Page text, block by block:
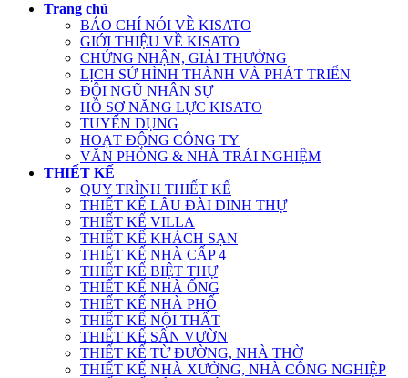
Trang chủ
BÁO CHÍ NÓI VỀ KISATO
GIỚI THIỆU VỀ KISATO
CHỨNG NHẬN, GIẢI THƯỞNG
LỊCH SỬ HÌNH THÀNH VÀ PHÁT TRIỂN
ĐỘI NGŨ NHÂN SỰ
HỒ SƠ NĂNG LỰC KISATO
TUYỂN DỤNG
HOẠT ĐỘNG CÔNG TY
VĂN PHÒNG & NHÀ TRẢI NGHIỆM
THIẾT KẾ
QUY TRÌNH THIẾT KẾ
THIẾT KẾ LÂU ĐÀI DINH THỰ
THIẾT KẾ VILLA
THIẾT KẾ KHÁCH SẠN
THIẾT KẾ NHÀ CẤP 4
THIẾT KẾ BIỆT THỰ
THIẾT KẾ NHÀ ỐNG
THIẾT KẾ NHÀ PHỐ
THIẾT KẾ NỘI THẤT
THIẾT KẾ SÂN VƯỜN
THIẾT KẾ TỪ ĐƯỜNG, NHÀ THỜ
THIẾT KẾ NHÀ XƯỞNG, NHÀ CÔNG NGHIỆP